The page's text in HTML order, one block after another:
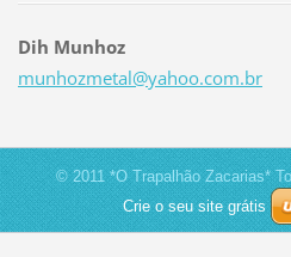
Dih Munhoz
munhozmetal@yahoo.com.br
© 2011 *O Trapalhão Zacarias*
Crie o seu site grátis